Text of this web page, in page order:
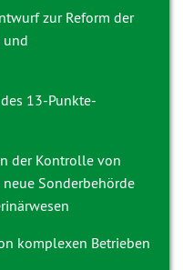
zur Reform der
und
13-Punkte-
der Kontrolle von
Sonderbehörde
komplexen Betrieben